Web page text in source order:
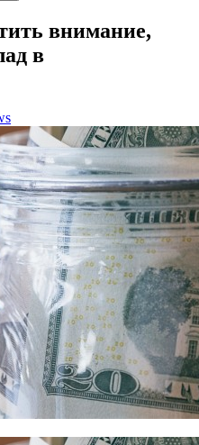
внимание,
в